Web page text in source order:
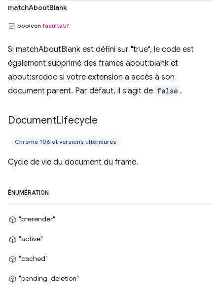
matchAboutBlank
booléen facultatif
Si matchAboutBlank est défini sur "true", le code est
également supprimé des frames about:blank et
about:srcdoc si votre extension a accès à son
document parent. Par défaut, il s'agit de false .
DocumentLifecycle
Chrome 106 et versions ultérieures
Cycle de vie du document du frame.
ÉNUMÉRATION
"prerender"
"active"
"cached"
"pending_deletion"